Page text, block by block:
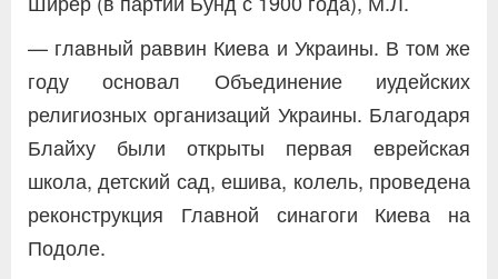
— главный раввин Киева и Украины. В том же
году основал Объединение иудейских
религиозных организаций Украины. Благодаря
Блайху были открыты первая еврейская
школа, детский сад, ешива, колель, проведена
реконструкция Главной синагоги Киева на
Подоле.